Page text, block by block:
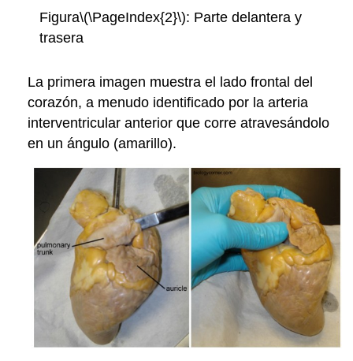
Figura\(\PageIndex{2}\): Parte delantera y
trasera
La primera imagen muestra el lado frontal del
corazón, a menudo identificado por la arteria
interventricular anterior que corre atravesándolo
en un ángulo (amarillo).